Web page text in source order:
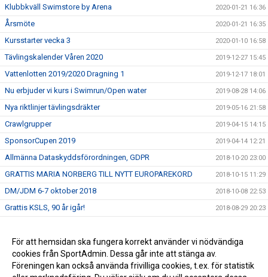
Klubbkväll Swimstore by Arena 2020-01-21 16:36
Årsmöte 2020-01-21 16:35
Kursstarter vecka 3 2020-01-10 16:58
Tävlingskalender Våren 2020 2019-12-27 15:45
Vattenlotten 2019/2020 Dragning 1 2019-12-17 18:01
Nu erbjuder vi kurs i Swimrun/Open water 2019-08-28 14:06
Nya riktlinjer tävlingsdräkter 2019-05-16 21:58
Crawlgrupper 2019-04-15 14:15
SponsorCupen 2019 2019-04-14 12:21
Allmänna Dataskyddsförordningen, GDPR 2018-10-20 23:00
GRATTIS MARIA NORBERG TILL NYTT EUROPAREKORD 2018-10-15 11:29
DM/JDM 6-7 oktober 2018 2018-10-08 22:53
Grattis KSLS, 90 år igår! 2018-08-29 20:23
Två nya val i menyn till vänster! 2016-09-06 14:13
2016-07-27 13:49
För att hemsidan ska fungera korrekt använder vi nödvändiga
cookies från SportAdmin. Dessa går inte att stänga av.
Föreningen kan också använda frivilliga cookies, t.ex. för statistik